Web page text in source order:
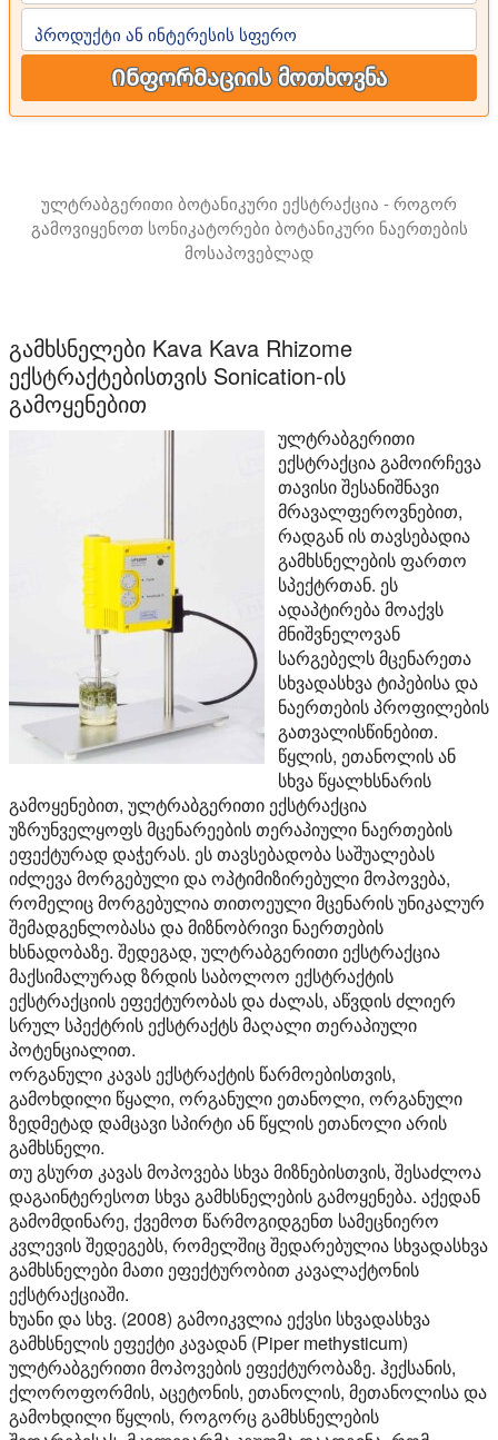
პროდუქტი ან ინტერესის სფერო
Ინფორმაციის მოთხოვნა
ულტრაბგერითი ბოტანიკური ექსტრაქცია - როგორ
გამოვიყენოთ სონიკატორები ბოტანიკური ნაერთების
მოსაპოვებლად
გამხსნელები Kava Kava Rhizome
ექსტრაქტებისთვის Sonication-ის
გამოყენებით
ულტრაბგერითი
ექსტრაქცია გამოირჩევა
თავისი შესანიშნავი
მრავალფეროვნებით,
რადგან ის თავსებადია
გამხსნელების ფართო
სპექტრთან. ეს
ადაპტირება მოაქვს
მნიშვნელოვან
სარგებელს მცენარეთა
სხვადასხვა ტიპებისა და
ნაერთების პროფილების
გათვალისწინებით.
წყლის, ეთანოლის ან
სხვა წყალხსნარის
გამოყენებით, ულტრაბგერითი ექსტრაქცია
უზრუნველყოფს მცენარეების თერაპიული ნაერთების
ეფექტურად დაჭერას. ეს თავსებადობა საშუალებას
იძლევა მორგებული და ოპტიმიზირებული მოპოვება,
რომელიც მორგებულია თითოეული მცენარის უნიკალურ
შემადგენლობასა და მიზნობრივი ნაერთების
ხსნადობაზე. შედეგად, ულტრაბგერითი ექსტრაქცია
მაქსიმალურად ზრდის საბოლოო ექსტრაქტის
ექსტრაქციის ეფექტურობას და ძალას, აწვდის ძლიერ
სრულ სპექტრის ექსტრაქტს მაღალი თერაპიული
პოტენციალით.
ორგანული კავას ექსტრაქტის წარმოებისთვის,
გამოხდილი წყალი, ორგანული ეთანოლი, ორგანული
ზედმეტად დამცავი სპირტი ან წყლის ეთანოლი არის
გამხსნელი.
თუ გსურთ კავას მოპოვება სხვა მიზნებისთვის, შესაძლოა
დაგაინტერესოთ სხვა გამხსნელების გამოყენება. აქედან
გამომდინარე, ქვემოთ წარმოგიდგენთ სამეცნიერო
კვლევის შედეგებს, რომელშიც შედარებულია სხვადასხვა
გამხსნელები მათი ეფექტურობით კავალაქტონის
ექსტრაქციაში.
ხუანი და სხვ. (2008) გამოიკვლია ექვსი სხვადასხვა
გამხსნელის ეფექტი კავადან (Piper methysticum)
ულტრაბგერითი მოპოვების ეფექტურობაზე. ჰექსანის,
ქლოროფორმის, აცეტონის, ეთანოლის, მეთანოლისა და
გამოხდილი წყლის, როგორც გამხსნელების